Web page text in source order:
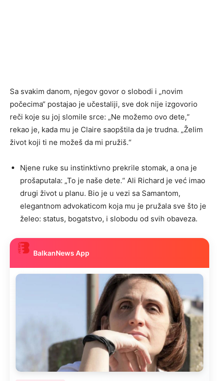
Sa svakim danom, njegov govor o slobodi i „novim
počecima“ postajao je učestaliji, sve dok nije izgovorio
reči koje su joj slomile srce: „Ne možemo ovo dete,“
rekao je, kada mu je Claire saopštila da je trudna. „Želim
život koji ti ne možeš da mi pružiš.“
Njene ruke su instinktivno prekrile stomak, a ona je
prošaputala: „To je naše dete.“ Ali Richard je već imao
drugi život u planu. Bio je u vezi sa Samantom,
elegantnom advokaticom koja mu je pružala sve što je
želeo: status, bogatstvo, i slobodu od svih obaveza.
BalkanNews App